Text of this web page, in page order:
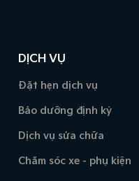
DỊCH VỤ
Đặt hẹn dịch vụ
Bảo dưỡng định kỳ
Dịch vụ sửa chữa
Chăm sóc xe - phụ kiện